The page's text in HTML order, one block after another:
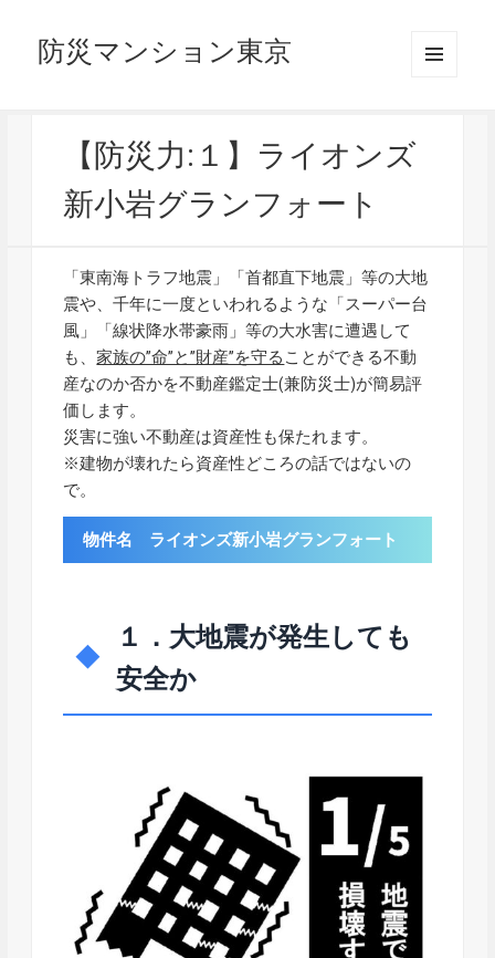
防災マンション東京
【防災力:１】ライオンズ
新小岩グランフォート
「東南海トラフ地震」「首都直下地震」等の大地
震や、千年に一度といわれるような「スーパー台
風」「線状降水帯豪雨」等の大水害に遭遇して
も、家族の”命”と”財産”を守る ことができる不動
産なのか否かを不動産鑑定士(兼防災士)が簡易評
価します。
災害に強い不動産は資産性も保たれます。
※建物が壊れたら資産性どころの話ではないの
で。
物件名 ライオンズ新小岩グランフォート
１．大地震が発生しても
安全か